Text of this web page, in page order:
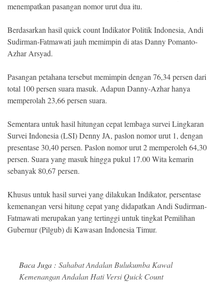
©
Copyright
2026
.
Reserved
menempatkan pasangan nomor urut dua itu.
Berdasarkan hasil quick count Indikator Politik Indonesia, Andi
Sudirman-Fatmawati jauh memimpin di atas Danny Pomanto-
Azhar Arsyad.
Pasangan petahana tersebut memimpin dengan 76,34 persen dari
total 100 persen suara masuk. Adapun Danny-Azhar hanya
memperolah 23,66 persen suara.
Sementara untuk hasil hitungan cepat lembaga survei Lingkaran
Survei Indonesia (LSI) Denny JA, paslon nomor urut 1, dengan
presentase 30,40 persen. Paslon nomor urut 2 memperoleh 64,30
persen. Suara yang masuk hingga pukul 17.00 Wita kemarin
sebanyak 80,67 persen.
Khusus untuk hasil survei yang dilakukan Indikator, persentase
kemenangan versi hitung cepat yang didapatkan Andi Sudirman-
Fatmawati merupakan yang tertinggi untuk tingkat Pemilihan
Gubernur (Pilgub) di Kawasan Indonesia Timur.
Baca Juga : Sahabat Andalan Bulukumba Kawal
Kemenangan Andalan Hati Versi Quick Count